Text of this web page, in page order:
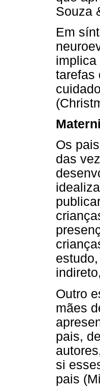
Souza
Em
implica
tarefas
Os
das
Outro
mães
pais,
si
pais